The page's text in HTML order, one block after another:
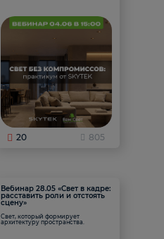
20 805
Вебинар 28.05 «Свет в кадре:
расставить роли и отстоять
сцену»
Свет, который формирует
архитектуру пространства.